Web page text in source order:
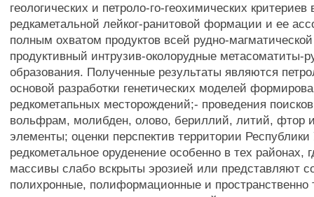
геологических и петроло-го-геохимических
редкаметальной лейког-ранитовой формации и ее
полным охватом продуктов всей рудно-
продуктивный интрузив-околорудные метасоматиты-
образования. Полученные результаты являются
основой разработки генетических моделей
редкометапьных месторождений;- проведения
вольфрам, молибден, олово, бериллий, литий, фтор
элементы; оценки перспектив территории Республики
редкометальное оруденение особенно в тех районах,
массивы слабо вскрыты эрозией или представляют
полихронные, полиформационные и пространственно